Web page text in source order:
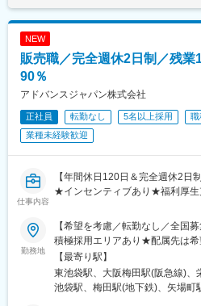
しています。
NEW
販売職／完全週休2日制／残
90％
アドバンスジャパン株式会社
正社員 転勤なし 5名以上採用
職
業種未経験歓迎
仕事内容
【年間休日120日＆完全週休2日
★インセンティブあり★福利厚生
勤務地
【希望を考慮／転勤なし／全
積極採用エリアあり★配属先は希
勤はなし■本社東京都豊島区東池
大阪府大阪市北区茶屋町16番1号
支店愛知県名古屋市中区栄3-8-
【最寄り駅】
東池袋駅、大阪梅田駅(阪急線)、
池袋駅、梅田駅(地下鉄)、矢場町